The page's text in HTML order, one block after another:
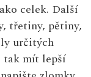
celek. Další
třetiny, pětiny,
určitých
tak mít lepší